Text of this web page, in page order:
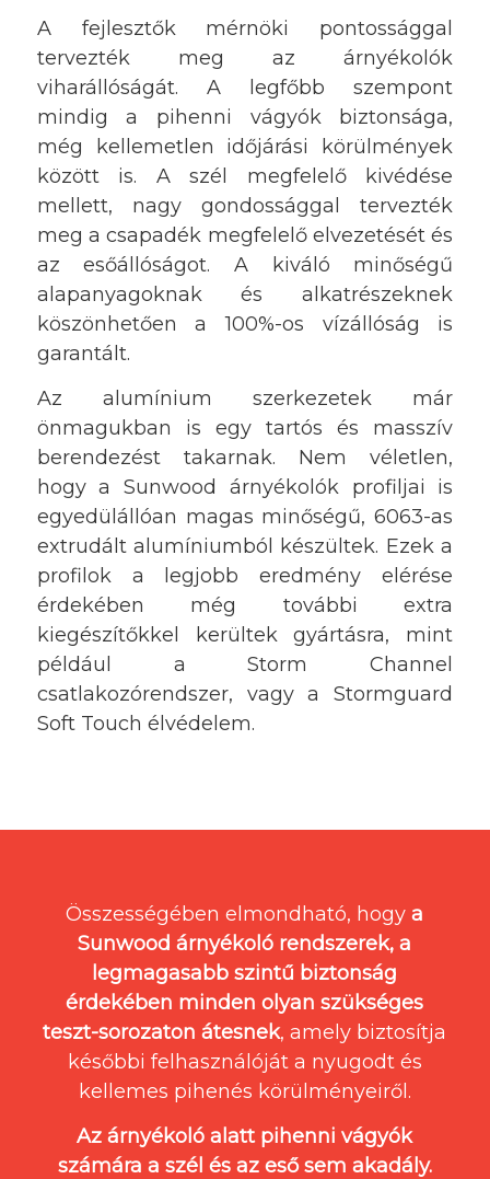
A fejlesztők mérnöki pontossággal
tervezték meg az árnyékolók
viharállóságát. A legfőbb szempont
mindig a pihenni vágyók biztonsága,
még kellemetlen időjárási körülmények
között is. A szél megfelelő kivédése
mellett, nagy gondossággal tervezték
meg a csapadék megfelelő elvezetését és
az esőállóságot. A kiváló minőségű
alapanyagoknak és alkatrészeknek
köszönhetően a 100%-os vízállóság is
garantált.
Az alumínium szerkezetek már
önmagukban is egy tartós és masszív
berendezést takarnak. Nem véletlen,
hogy a Sunwood árnyékolók profiljai is
egyedülállóan magas minőségű, 6063-as
extrudált alumíniumból készültek. Ezek a
profilok a legjobb eredmény elérése
érdekében még további extra
kiegészítőkkel kerültek gyártásra, mint
például a Storm Channel
csatlakozórendszer, vagy a Stormguard
Soft Touch élvédelem.
Összességében elmondható, hogya
Sunwood árnyékoló rendszerek, a
legmagasabb szintű biztonság
érdekében minden olyan szükséges
teszt-sorozaton átesnek, amely biztosítja
későbbi felhasználóját a nyugodt és
kellemes pihenés körülményeiről.
Az árnyékoló alatt pihenni vágyók
számára a szél és az eső sem akadály.